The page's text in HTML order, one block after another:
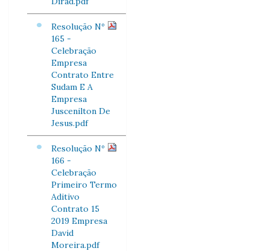
Resolução Nº
165 -
Celebração
Empresa
Contrato Entre
Sudam E A
Empresa
Juscenilton De
Jesus.pdf
Resolução Nº
166 -
Celebração
Primeiro Termo
Aditivo
Contrato 15
2019 Empresa
David
Moreira.pdf